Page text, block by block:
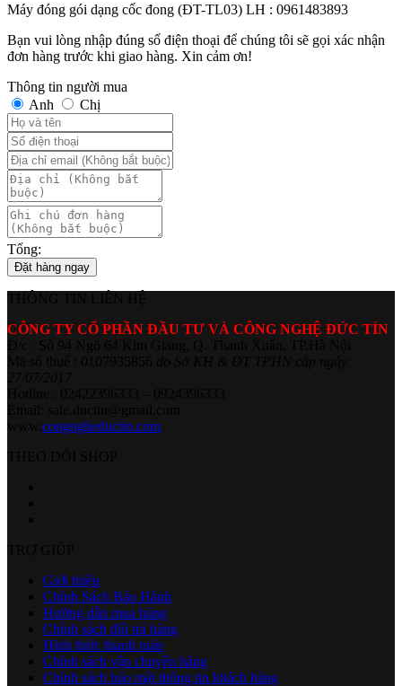
Máy đóng gói dạng cốc đong (ĐT-TL03) LH : 0961483893
Bạn vui lòng nhập đúng số điện thoại để chúng tôi sẽ gọi xác nhận
đơn hàng trước khi giao hàng. Xin cảm ơn!
Thông tin người mua
Anh
Chị
Tổng:
Đặt hàng ngay
CÔNG TY CỔ PHẦN ĐẦU TƯ VÀ CÔNG NGHỆ ĐỨC TÍN
congngheductin.com
Giới thiệu
Chính Sách Bảo Hành
Hướng dẫn mua hàng
Chính sách đổi trả hàng
Hình thức thanh toán
Chính sách vận chuyển hàng
Chính sách bảo mật thông tin khách hàng